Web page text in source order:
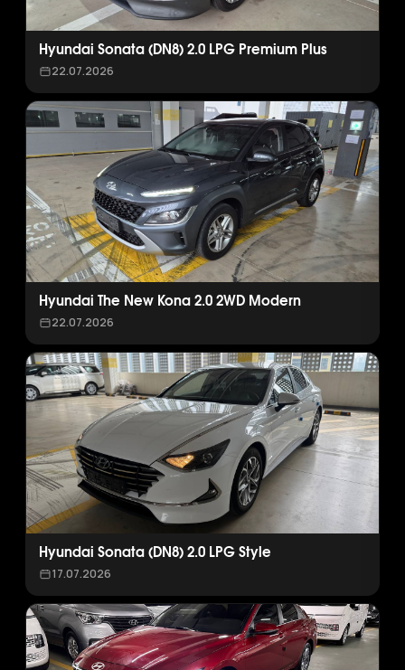
Hyundai Sonata (DN8) 2.0 LPG Premium Plus
22.07.2026
Hyundai The New Kona 2.0 2WD Modern
22.07.2026
Hyundai Sonata (DN8) 2.0 LPG Style
17.07.2026